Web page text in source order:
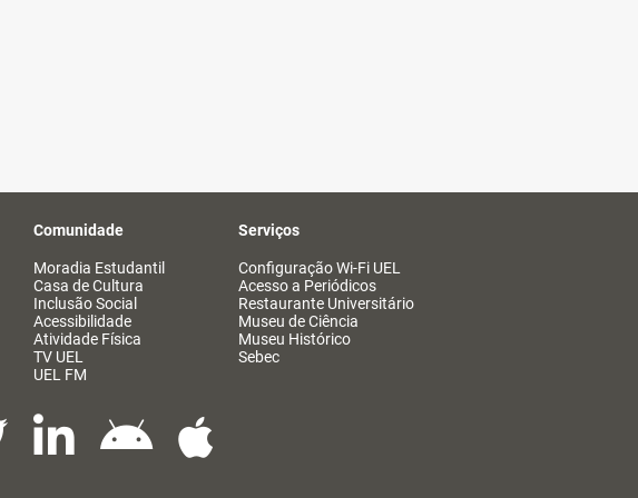
Comunidade
Moradia Estudantil
Casa de Cultura
Inclusão Social
Acessibilidade
Atividade Física
TV UEL
UEL FM
Serviços
Configuração Wi-Fi UEL
Acesso a Periódicos
Restaurante Universitário
Museu de Ciência
Museu Histórico
Sebec